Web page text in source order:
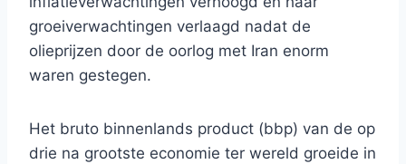
groeiverwachtingen verlaagd nadat de
olieprijzen door de oorlog met Iran enorm
waren gestegen.
Het bruto binnenlands product (bbp) van de op
drie na grootste economie ter wereld groeide in